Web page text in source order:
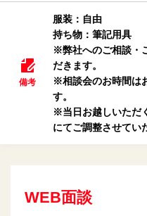
備考
服装：自由
持ち物：筆記用具
※弊社へのご相談・
だきます。
※相談会のお時間は
す。
※当日お越しいただ
にてご調整させてい
WEB面談